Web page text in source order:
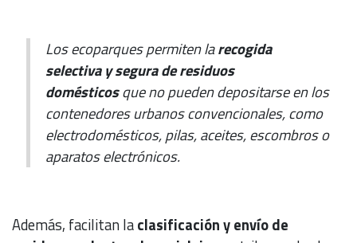
Los ecoparques permiten larecogida
selectiva y segura de residuos
domésticosque no pueden depositarse en los
contenedores urbanos convencionales, como
electrodomésticos, pilas, aceites, escombros o
aparatos electrónicos.
Además, facilitan laclasificación y envío de